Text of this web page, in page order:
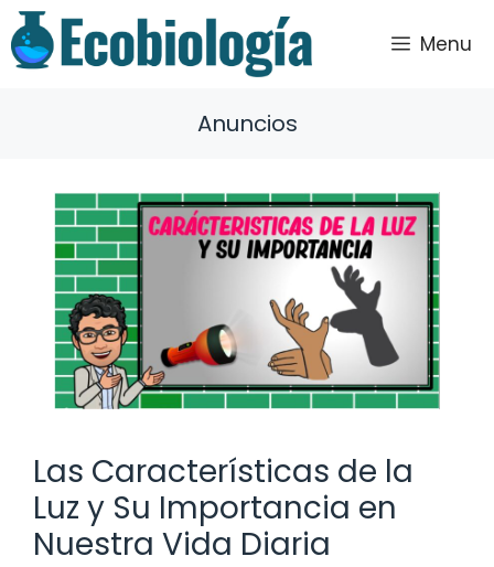
Saltar
al
contenido
Menu
Anuncios
Las Características de la
Luz y Su Importancia en
Nuestra Vida Diaria